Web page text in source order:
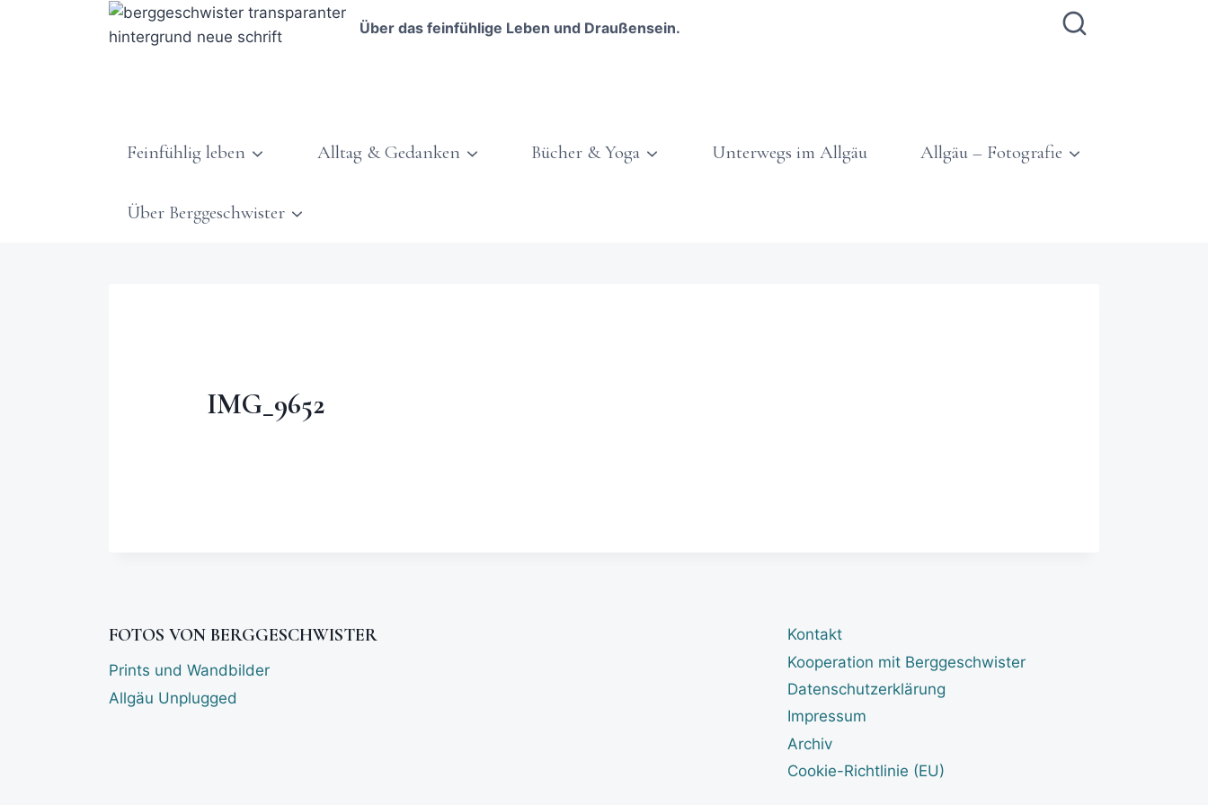
Über das feinfühlige Leben und Draußensein.
Feinfühlig leben Alltag & Gedanken Bücher & Yoga Unterwegs im Allgäu Allgäu – Fotografie
Über Berggeschwister
IMG_9652
FOTOS VON BERGGESCHWISTER
Prints und Wandbilder
Allgäu Unplugged
Kontakt
Kooperation mit Berggeschwister
Datenschutzerklärung
Impressum
Archiv
Cookie-Richtlinie (EU)